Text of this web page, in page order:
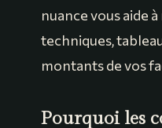
nuance vous aide
techniques,
montants de vos
Pourquoi les